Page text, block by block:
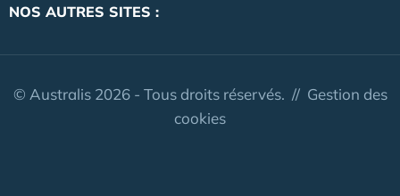
NOS AUTRES SITES :
© Australis 2026 - Tous droits réservés. // Gestion des
cookies